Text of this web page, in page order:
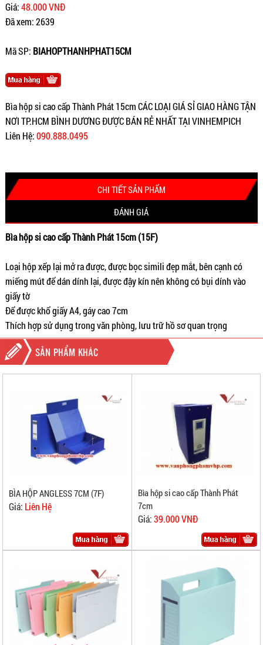
Giá:48.000 VNĐ
Đã xem: 2639
Mã SP: BIAHOPTHANHPHAT15CM
Bìa hộp si cao cấp Thành Phát 15cm CÁC LOẠI GIÁ SỈ GIAO HÀNG TẬN
NƠI TP.HCM BÌNH DƯƠNG ĐƯỢC BÁN RẺ NHẤT TẠI VINHEMPICH
Liên Hệ:090.888.0495
CHI TIẾT SẢN PHẨM
ĐÁNH GIÁ
Bìa hộp si cao cấp Thành Phát 15cm (15F)
Loại hộp xếp lại mở ra được, được bọc simili đẹp mắt, bên cạnh có
miếng mút để dán dính lại, được đậy kín nên không có bụi dính vào
giấy tờ
Để được khổ giấy A4, gáy cao 7cm
Thích hợp sử dụng trong văn phòng, lưu trữ hồ sơ quan trọng
SẢN PHẨM KHÁC
BÌA HỘP ANGLESS 7CM (7F)
Giá: Liên Hệ
Bìa hộp si cao cấp Thành Phát
7cm
Giá:39.000 VNĐ